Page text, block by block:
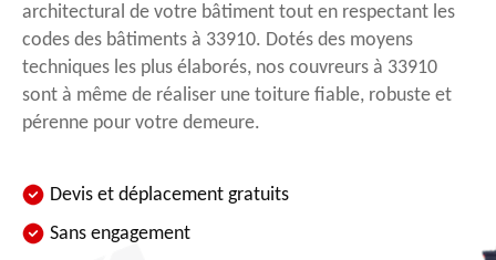
architectural de votre bâtiment tout en respectant les
codes des bâtiments à 33910. Dotés des moyens
techniques les plus élaborés, nos couvreurs à 33910
sont à même de réaliser une toiture fiable, robuste et
pérenne pour votre demeure.
Devis et déplacement gratuits
Sans engagement